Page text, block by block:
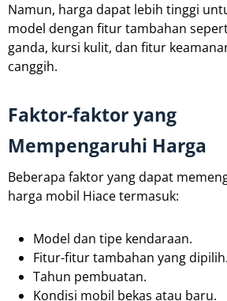
Namun, harga dapat lebih tinggi
model dengan fitur tambahan
ganda, kursi kulit, dan fitur
canggih.
Faktor-faktor yang
Mempengaruhi Harga
Beberapa faktor yang dapat
harga mobil Hiace termasuk:
Model dan tipe kendaraan.
Fitur-fitur tambahan yang dipilih.
Tahun pembuatan.
Kondisi mobil bekas atau baru.